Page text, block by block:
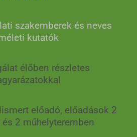
szakemberek és neves
kutatók
élőben részletes
előadó, előadások 2
2 műhelyteremben